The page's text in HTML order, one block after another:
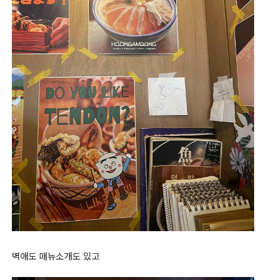
벽애도 매뉴소개도 있고